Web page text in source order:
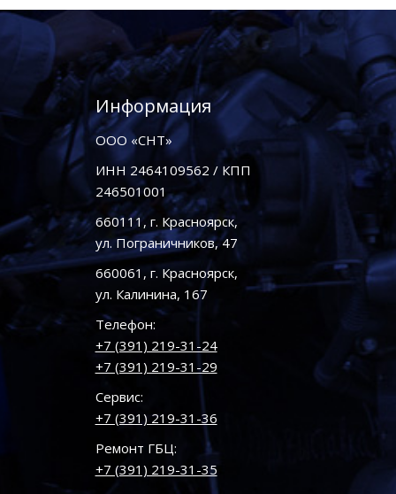
Информация
ООО «СНТ»
ИНН 2464109562 / КПП
246501001
660111, г. Красноярск,
ул. Пограничников, 47
660061, г. Красноярск,
ул. Калинина, 167
Телефон:
+7 (391) 219-31-24
+7 (391) 219-31-29
Сервис:
+7 (391) 219-31-36
Ремонт ГБЦ:
+7 (391) 219-31-35